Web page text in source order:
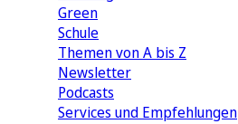
Green
Schule
Themen von A bis Z
Newsletter
Podcasts
Services und Empfehlungen